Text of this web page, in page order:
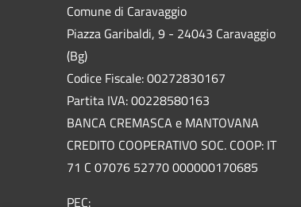
Comune di Caravaggio
Piazza Garibaldi, 9 - 24043 Caravaggio
(Bg)
Codice Fiscale: 00272830167
Partita IVA: 00228580163
BANCA CREMASCA e MANTOVANA
CREDITO COOPERATIVO SOC. COOP: IT
71 C 07076 52770 000000170685
PEC: